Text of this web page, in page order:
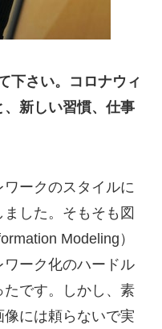
下さい。コロナウィ
新しい習慣、仕事
ークのスタイルに
した。そもそも図
Modeling）
ーク化のハードル
です。しかし、素
には頼らないで実